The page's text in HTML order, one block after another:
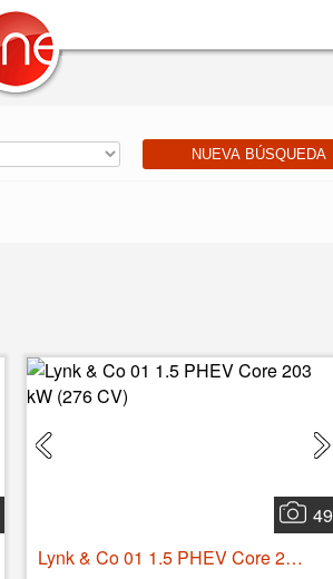
NUEVA BÚSQUEDA
49
Lynk & Co 01 1.5 PHEV Core 203 kW (276 CV)